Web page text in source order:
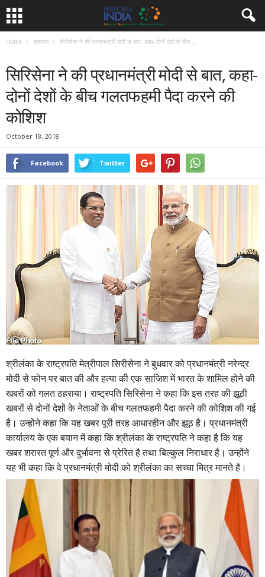
Home समाचार सिरिसेना ने की प्रधानमंत्री मोदी से बात, कहा- दोनों देशों के बीच...
सिरिसेना ने की प्रधानमंत्री मोदी से बात, कहा-
दोनों देशों के बीच गलतफहमी पैदा करने की
कोशिश
October 18, 2018
Facebook Twitter
श्रीलंका के राष्ट्रपति मेत्रीपाल सिरीसेना ने बुधवार को प्रधानमंत्री नरेन्द्र
मोदी से फोन पर बात की और हत्या की एक साजिश में भारत के शामिल होने की
खबरों को गलत ठहराया। राष्ट्रपति सिरिसेना ने कहा कि इस तरह की झूठी
खबरों से दोनों देशों के नेताओं के बीच गलतफहमी पैदा करने की कोशिश की गई
है। उन्होंने कहा कि यह खबर पूरी तरह आधारहीन और झूठ है। प्रधानमंत्री
कार्यालय के एक बयान में कहा कि श्रीलंका के राष्ट्रपति ने कहा है कि यह
खबर शरारत पूर्ण और दुर्भावना से प्रेरित है तथा बिल्कुल निराधार है। उन्होंने
यह भी कहा कि वे प्रधानमंत्री मोदी को श्रीलंका का सच्चा मित्र मानते है।